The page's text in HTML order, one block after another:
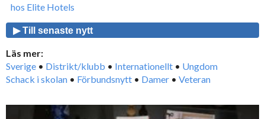
hos Elite Hotels
▶ Till senaste nytt
Läs mer:
Sverige • Distrikt/klubb • Internationellt • Ungdom
Schack i skolan • Förbundsnytt • Damer • Veteran